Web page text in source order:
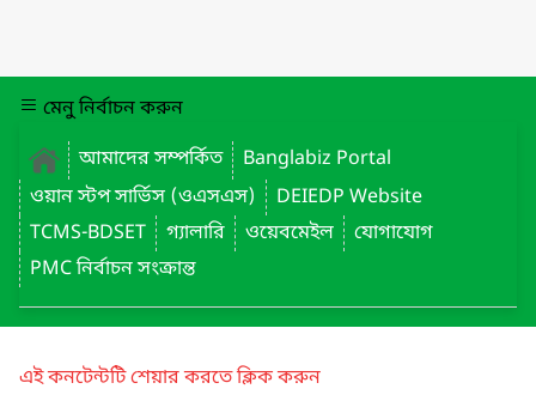
মেনু নির্বাচন করুন
আমাদের সম্পর্কিত
Banglabiz Portal
ওয়ান স্টপ সার্ভিস (ওএসএস)
DEIEDP Website
TCMS-BDSET
গ্যালারি ওয়েবমেইল
যোগাযোগ
PMC নির্বাচন সংক্রান্ত
এই কনটেন্টটি শেয়ার করতে ক্লিক করুন